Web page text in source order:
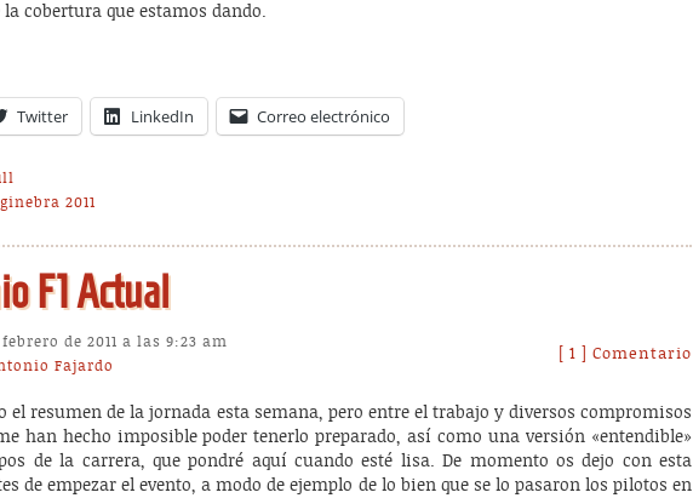
la cobertura que estamos dando.
Twitter LinkedIn Correo electrónico
2011
F1 Actual
de 2011 a las 9:23 am
Fajardo
[ 1 ] Comentario
el resumen de la jornada esta semana, pero entre el trabajo y diversos compromisos
han hecho imposible poder tenerlo preparado, así como una versión «entendible»
de la carrera, que pondré aquí cuando esté lisa. De momento os dejo con esta
de empezar el evento, a modo de ejemplo de lo bien que se lo pasaron los pilotos en